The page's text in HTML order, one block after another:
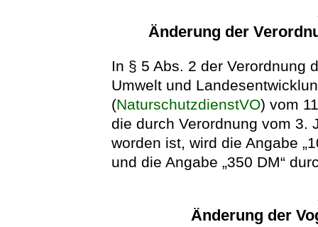
Änderung der
In § 5 Abs. 2 der Verordnung
Umwelt und
(NaturschutzdienstVO) vom
die durch Verordnung vom 3.
worden ist, wird die Angabe
und die Angabe „350 DM“
Änderung der